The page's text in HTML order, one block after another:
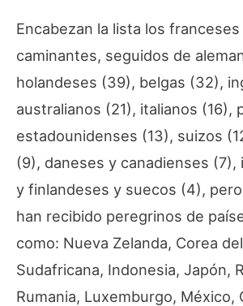
Encabezan la lista los franceses
caminantes, seguidos de
holandeses (39), belgas (32),
australianos (21), italianos (16),
estadounidenses (13), suizos
(9), daneses y canadienses (7),
y finlandeses y suecos (4),
han recibido peregrinos de
como: Nueva Zelanda, Corea
Sudafricana, Indonesia, Japón,
Rumania, Luxemburgo, México,